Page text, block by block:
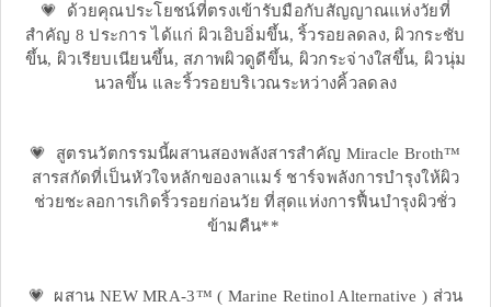
💗 ด้วยคุณประโยชน์ที่ตรงเข้ารับมือกับสัญญาณแห่งวัยที่
สำคัญ 8 ประการ ได้แก่ ผิวเอิบอิ่มขึ้น, ริ้วรอยลดลง, ผิวกระชับ
ขึ้น, ผิวเรียบเนียนขึ้น, สภาพผิวดูดีขึ้น, ผิวกระจ่างใสขึ้น, ผิวนุ่ม
นวลขึ้น และริ้วรอยบริเวณระหว่างคิ้วลดลง
💗 สูตรนวัตกรรมนี้ผสานสองพลังสารสำคัญ Miracle Broth™
สารสกัดที่เป็นหัวใจหลักของลาแมร์ ชาร์จพลังการบำรุงให้ผิว
ช่วยชะลอการเกิดริ้วรอยก่อนวัย ที่สุดแห่งการฟื้นบำรุงผิวชั่ว
ข้ามคืน**
💗 ผสาน NEW MRA-3™ ( Marine Retinol Alternative ) ส่วน